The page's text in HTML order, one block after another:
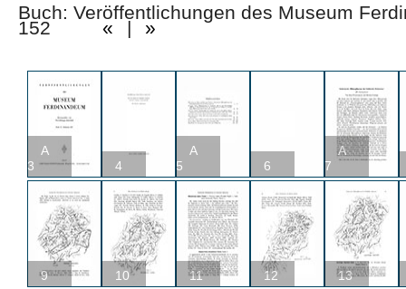
Buch: Veröffentlichungen des Museum
152 « | »
A
3
4
A
5
6
A
7
9 10 11 12 13